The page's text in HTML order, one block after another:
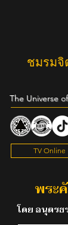
ชมรมจิ
The Universe
TV Online
พระ
โดย อนุตร